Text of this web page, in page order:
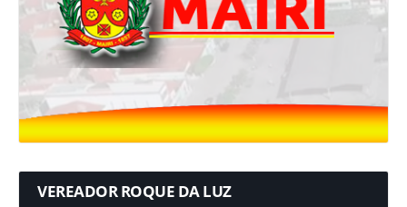
VEREADOR ROQUE DA LUZ